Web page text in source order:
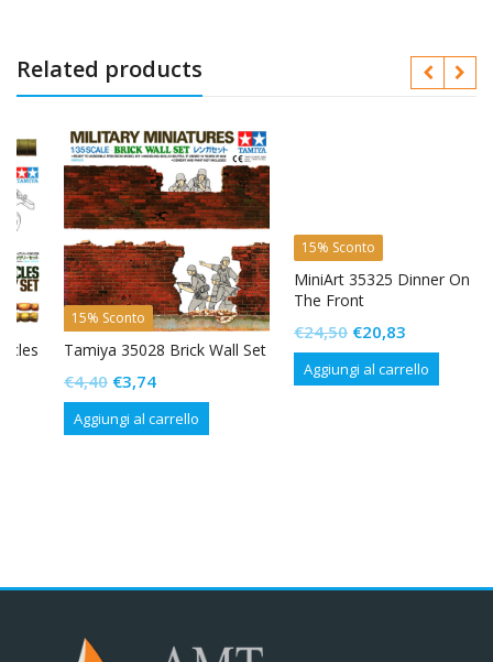
Related products
15% Sconto
Tamiya 35028 Brick Wall Set
4,40Il
prezzo
originale
€3,74Il
prezzo
attuale
Aggiungi al carrello
15% Sconto
MiniArt 35325 Dinner On
The Front
€ 24,50Il
prezzo
originale
€20,83Il
prezzo
attuale
Aggiungi al carrello